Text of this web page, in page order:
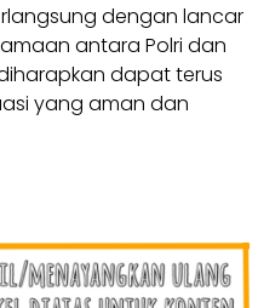
dengan lancar
antara Polri dan
dapat terus
yang aman dan